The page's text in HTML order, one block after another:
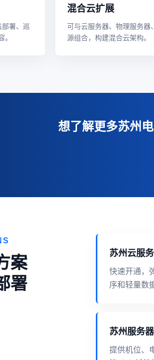
署、巡
。
混合云扩展
可与云服务器、物理服务器
源组合，构建混合云架构。
想了解更多苏州
案
署
苏州云服
快速开通，
序和轻量数
苏州服务
提供机位、